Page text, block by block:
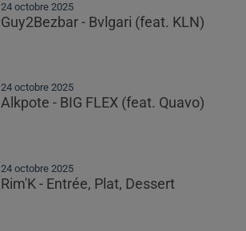
24 octobre 2025
Guy2Bezbar - Bvlgari (feat. KLN)
24 octobre 2025
Alkpote - BIG FLEX (feat. Quavo)
24 octobre 2025
Rim'K - Entrée, Plat, Dessert